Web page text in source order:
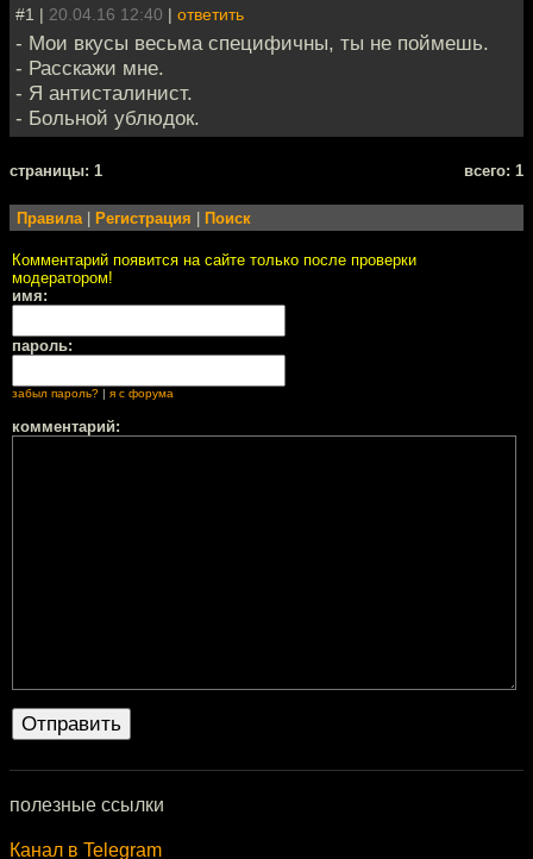
#1 | 20.04.16 12:40 | ответить
- Мои вкусы весьма специфичны, ты не поймешь.
- Расскажи мне.
- Я антисталинист.
- Больной ублюдок.
cтраницы: 1 всего: 1
Правила| Регистрация Поиск
Комментарий появится на сайте только после проверки
модератором!
имя:
пароль:
забыл пароль? я с форума
комментарий:
полезные ссылки
Канал в Telegram